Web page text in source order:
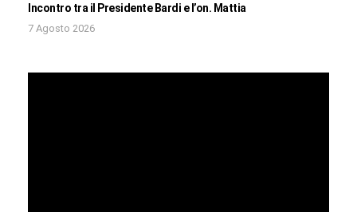
Incontro tra il Presidente Bardi e l’on. Mattia
7 Agosto 2026